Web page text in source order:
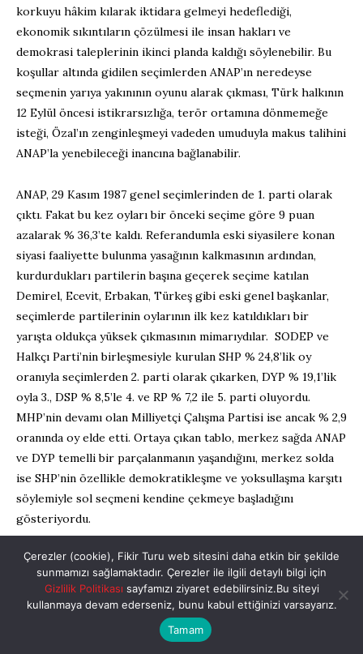
korkuyu hâkim kılarak iktidara gelmeyi hedeflediği,
ekonomik sıkıntıların çözülmesi ile insan hakları ve
demokrasi taleplerinin ikinci planda kaldığı söylenebilir. Bu
koşullar altında gidilen seçimlerden ANAP’ın neredeyse
seçmenin yarıya yakınının oyunu alarak çıkması, Türk halkının
12 Eylül öncesi istikrarsızlığa, terör ortamına dönmemeğe
isteği, Özal’ın zenginleşmeyi vadeden umuduyla makus talihini
ANAP’la yenebileceği inancına bağlanabilir.
ANAP, 29 Kasım 1987 genel seçimlerinden de 1. parti olarak
çıktı. Fakat bu kez oyları bir önceki seçime göre 9 puan
azalarak % 36,3’te kaldı. Referandumla eski siyasilere konan
siyasi faaliyette bulunma yasağının kalkmasının ardından,
kurdurdukları partilerin başına geçerek seçime katılan
Demirel, Ecevit, Erbakan, Türkeş gibi eski genel başkanlar,
seçimlerde partilerinin oylarının ilk kez katıldıkları bir
yarışta oldukça yüksek çıkmasının mimarıydılar. SODEP ve
Halkçı Parti’nin birleşmesiyle kurulan SHP % 24,8’lik oy
oranıyla seçimlerden 2. parti olarak çıkarken, DYP % 19,1’lik
oyla 3., DSP % 8,5’le 4. ve RP % 7,2 ile 5. parti oluyordu.
MHP’nin devamı olan Milliyetçi Çalışma Partisi ise ancak % 2,9
oranında oy elde etti. Ortaya çıkan tablo, merkez sağda ANAP
ve DYP temelli bir parçalanmanın yaşandığını, merkez solda
ise SHP’nin özellikle demokratikleşme ve yoksullaşma karşıtı
söylemiyle sol seçmeni kendine çekmeye başladığını
gösteriyordu.
Çağı yakalamak, oyu bölmek
Partilerin kampanyalarındaki söylemlerinde farklı unsurların
öne çıktığını belirtmek gerekir.
Çerezler (cookie), Fikir Turu web sitesini daha etkin bir şekilde
sunmamızı sağlamaktadır. Çerezler ile ilgili detaylı bilgi için
Gizlilik Politikası sayfamızı ziyaret edebilirsiniz.Bu siteyi
kullanmaya devam ederseniz, bunu kabul ettiğinizi varsayarız.
Tamam